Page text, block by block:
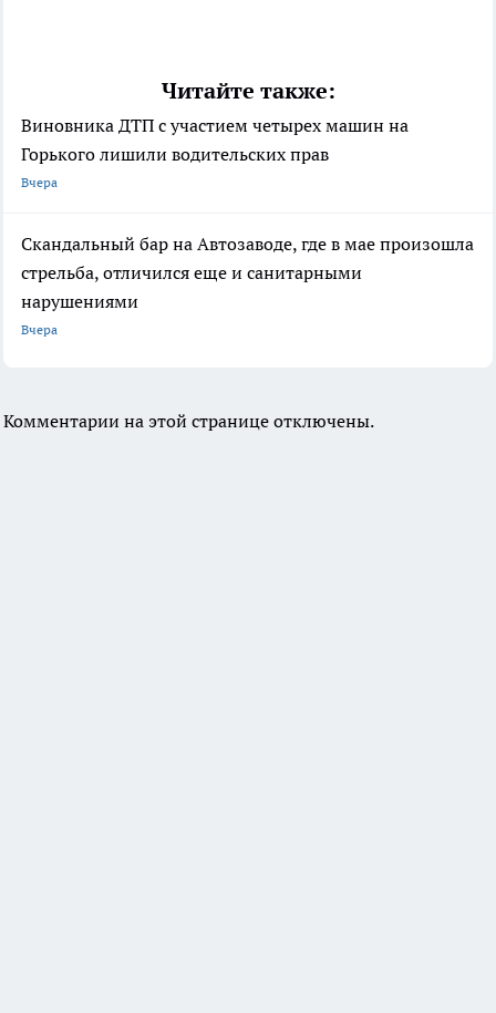
Читайте также:
Виновника ДТП с участием четырех машин на
Горького лишили водительских прав
Вчера
Скандальный бар на Автозаводе, где в мае произошла
стрельба, отличился еще и санитарными
нарушениями
Вчера
Комментарии на этой странице отключены.